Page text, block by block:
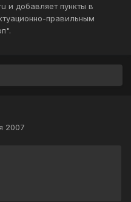
и добавляет пункты в
правильным
2007